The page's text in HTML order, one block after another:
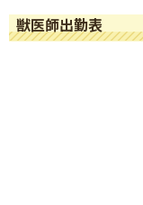
獣医師出勤表